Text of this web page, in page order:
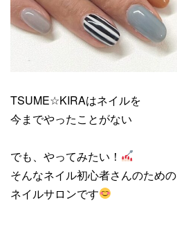
TSUME☆KIRAはネイルを
今までやったことがない
でも、やってみたい！
そんなネイル初心者さんのための
ネイルサロンです